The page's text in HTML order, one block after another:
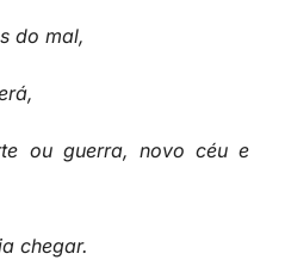
do mal,
ou guerra, novo céu e
chegar.